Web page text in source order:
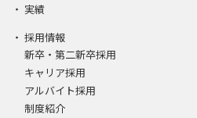
実績
採用情報
新卒・第二新卒採用
キャリア採用
アルバイト採用
制度紹介